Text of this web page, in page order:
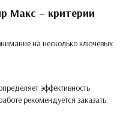
Макс – критерии
на несколько ключевых
эффективность
рекомендуется заказать